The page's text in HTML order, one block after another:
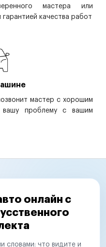
мастера или
качества работ
мастер с хорошим
вашу проблему с вашим
онлайн с
словами: что видите и